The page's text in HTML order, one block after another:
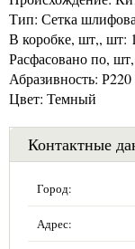
Тип: Сетка
В коробке, шт,, шт:
Расфасовано по,
Абразивность: Р220
Цвет: Темный
Контактные
Город:
Адрес: